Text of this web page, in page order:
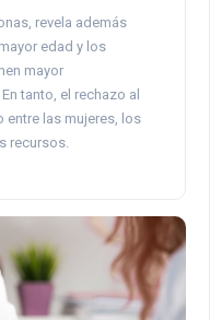
revela además
edad y los
mayor
tanto, el rechazo al
las mujeres, los
recursos.